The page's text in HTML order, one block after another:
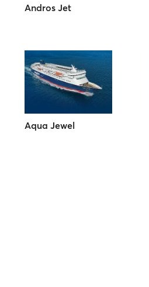
Andros Jet
Aqua Jewel